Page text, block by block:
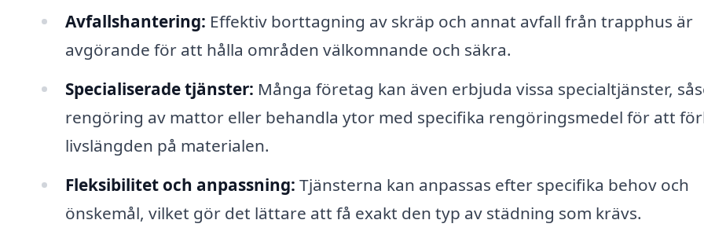
Avfallshantering: Effektiv borttagning av skräp och annat avfall från trapphus är
avgörande för att hålla områden välkomnande och säkra.
Specialiserade tjänster: Många företag kan även erbjuda vissa specialtjänster,
rengöring av mattor eller behandla ytor med specifika rengöringsmedel för att
livslängden på materialen.
Fleksibilitet och anpassning: Tjänsterna kan anpassas efter specifika behov och
önskemål, vilket gör det lättare att få exakt den typ av städning som krävs.